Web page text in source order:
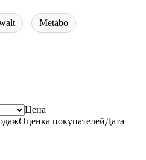
Metabo
Цена
Оценка покупателейДата